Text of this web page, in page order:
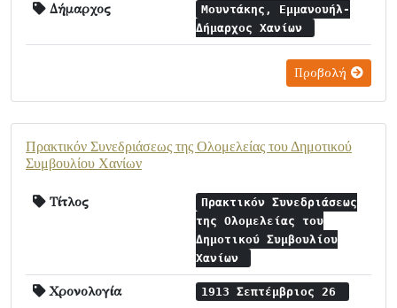
Δήμαρχος
Μουντάκης, Εμμανουήλ-
Δήμαρχος Χανίων
Προβολή
Πρακτικόν Συνεδριάσεως της Ολομελείας του Δημοτικού
Συμβουλίου Χανίων
Τίτλος
Πρακτικόν Συνεδριάσεως
της Ολομελείας του
Δημοτικού Συμβουλίου
Χανίων
Χρονολογία 1913 Σεπτέμβριος 26